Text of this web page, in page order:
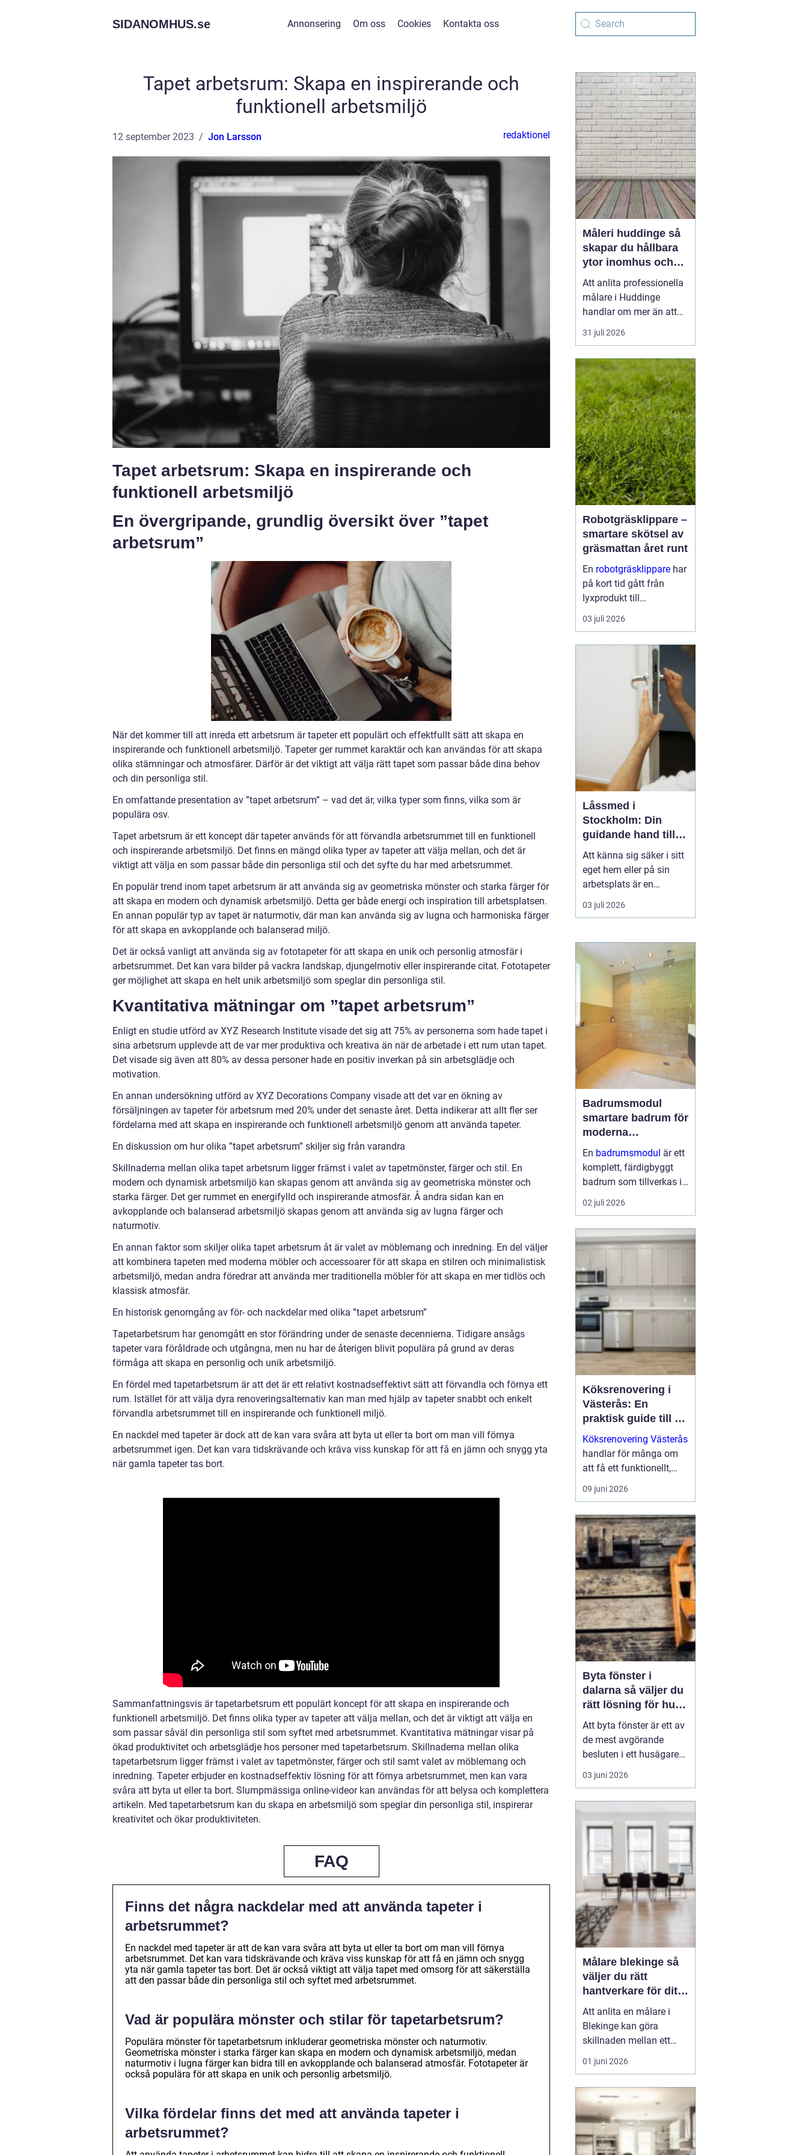
SIDANOMHUS.se Annonsering Om oss Cookies Kontakta oss
Tapet arbetsrum: Skapa en inspirerande och
funktionell arbetsmiljö
12 september 2023 Jon Larsson redaktionel
Tapet arbetsrum: Skapa en inspirerande och
funktionell arbetsmiljö
En övergripande, grundlig översikt över ”tapet
arbetsrum”
När det kommer till att inreda ett arbetsrum är tapeter ett populärt och effektfullt sätt att skapa en
inspirerande och funktionell arbetsmiljö. Tapeter ger rummet karaktär och kan användas för att skapa
olika stämningar och atmosfärer. Därför är det viktigt att välja rätt tapet som passar både dina behov
och din personliga stil.
En omfattande presentation av ”tapet arbetsrum” – vad det är, vilka typer som finns, vilka som är
populära osv.
Tapet arbetsrum är ett koncept där tapeter används för att förvandla arbetsrummet till en funktionell
och inspirerande arbetsmiljö. Det finns en mängd olika typer av tapeter att välja mellan, och det är
viktigt att välja en som passar både din personliga stil och det syfte du har med arbetsrummet.
En populär trend inom tapet arbetsrum är att använda sig av geometriska mönster och starka färger för
att skapa en modern och dynamisk arbetsmiljö. Detta ger både energi och inspiration till arbetsplatsen.
En annan populär typ av tapet är naturmotiv, där man kan använda sig av lugna och harmoniska färger
för att skapa en avkopplande och balanserad miljö.
Det är också vanligt att använda sig av fototapeter för att skapa en unik och personlig atmosfär i
arbetsrummet. Det kan vara bilder på vackra landskap, djungelmotiv eller inspirerande citat. Fototapeter
ger möjlighet att skapa en helt unik arbetsmiljö som speglar din personliga stil.
Kvantitativa mätningar om ”tapet arbetsrum”
Enligt en studie utförd av XYZ Research Institute visade det sig att 75% av personerna som hade tapet i
sina arbetsrum upplevde att de var mer produktiva och kreativa än när de arbetade i ett rum utan tapet.
Det visade sig även att 80% av dessa personer hade en positiv inverkan på sin arbetsglädje och
motivation.
En annan undersökning utförd av XYZ Decorations Company visade att det var en ökning av
försäljningen av tapeter för arbetsrum med 20% under det senaste året. Detta indikerar att allt fler ser
fördelarna med att skapa en inspirerande och funktionell arbetsmiljö genom att använda tapeter.
En diskussion om hur olika ”tapet arbetsrum” skiljer sig från varandra
Skillnaderna mellan olika tapet arbetsrum ligger främst i valet av tapetmönster, färger och stil. En
modern och dynamisk arbetsmiljö kan skapas genom att använda sig av geometriska mönster och
starka färger. Det ger rummet en energifylld och inspirerande atmosfär. Å andra sidan kan en
avkopplande och balanserad arbetsmiljö skapas genom att använda sig av lugna färger och
naturmotiv.
En annan faktor som skiljer olika tapet arbetsrum åt är valet av möblemang och inredning. En del väljer
att kombinera tapeten med moderna möbler och accessoarer för att skapa en stilren och minimalistisk
arbetsmiljö, medan andra föredrar att använda mer traditionella möbler för att skapa en mer tidlös och
klassisk atmosfär.
En historisk genomgång av för- och nackdelar med olika ”tapet arbetsrum”
Tapetarbetsrum har genomgått en stor förändring under de senaste decennierna. Tidigare ansågs
tapeter vara föråldrade och utgångna, men nu har de återigen blivit populära på grund av deras
förmåga att skapa en personlig och unik arbetsmiljö.
En fördel med tapetarbetsrum är att det är ett relativt kostnadseffektivt sätt att förvandla och förnya ett
rum. Istället för att välja dyra renoveringsalternativ kan man med hjälp av tapeter snabbt och enkelt
förvandla arbetsrummet till en inspirerande och funktionell miljö.
En nackdel med tapeter är dock att de kan vara svåra att byta ut eller ta bort om man vill förnya
arbetsrummet igen. Det kan vara tidskrävande och kräva viss kunskap för att få en jämn och snygg yta
när gamla tapeter tas bort.
Sammanfattningsvis är tapetarbetsrum ett populärt koncept för att skapa en inspirerande och
funktionell arbetsmiljö. Det finns olika typer av tapeter att välja mellan, och det är viktigt att välja en
som passar såväl din personliga stil som syftet med arbetsrummet. Kvantitativa mätningar visar på
ökad produktivitet och arbetsglädje hos personer med tapetarbetsrum. Skillnaderna mellan olika
tapetarbetsrum ligger främst i valet av tapetmönster, färger och stil samt valet av möblemang och
inredning. Tapeter erbjuder en kostnadseffektiv lösning för att förnya arbetsrummet, men kan vara
svåra att byta ut eller ta bort. Slumpmässiga online-videor kan användas för att belysa och komplettera
artikeln. Med tapetarbetsrum kan du skapa en arbetsmiljö som speglar din personliga stil, inspirerar
kreativitet och ökar produktiviteten.
FAQ
Finns det några nackdelar med att använda tapeter i
arbetsrummet?
En nackdel med tapeter är att de kan vara svåra att byta ut eller ta bort om man vill förnya
arbetsrummet. Det kan vara tidskrävande och kräva viss kunskap för att få en jämn och snygg
yta när gamla tapeter tas bort. Det är också viktigt att välja tapet med omsorg för att säkerställa
att den passar både din personliga stil och syftet med arbetsrummet.
Vad är populära mönster och stilar för tapetarbetsrum?
Populära mönster för tapetarbetsrum inkluderar geometriska mönster och naturmotiv.
Geometriska mönster i starka färger kan skapa en modern och dynamisk arbetsmiljö, medan
naturmotiv i lugna färger kan bidra till en avkopplande och balanserad atmosfär. Fototapeter är
också populära för att skapa en unik och personlig arbetsmiljö.
Vilka fördelar finns det med att använda tapeter i
arbetsrummet?
Måleri huddinge så
skapar du hållbara
ytor inomhus och
utomhus
Att anlita professionella
målare i Huddinge
handlar om mer än att
bara få nya kulörer på
väggarna. Ett
måleriarbete skyddar
huset, höjer värdet på
bostaden och skapar en
vardagsmiljö som håller
länge. Med rätt
kompetens, bra
underarbete oc...
31 juli 2026
Robotgräsklippare –
smartare skötsel av
gräsmattan året runt
En robotgräsklippare har
på kort tid gått från
lyxprodukt till
vardagsverktyg i många
svenska trädgårdar. Den
03 juli 2026
Låssmed i
Stockholm: Din
guidande hand till
säkerhet och
trygghet
Att känna sig säker i sitt
eget hem eller på sin
arbetsplats är en
grundläggande del av
vår vardagliga trygghet.
ären låssmed i
Stockholm ofta...
03 juli 2026
Badrumsmodul
smartare badrum för
moderna
byggprojekt
En badrumsmodul är ett
komplett, färdigbyggt
badrum som tillverkas i
fabrik och levereras till
byggarbetsplatsen som
innehåller alla ytskikt,
inredning och l...
02 juli 2026
Köksrenovering i
Västerås: En
praktisk guide till ett
lyckat projekt
Köksrenovering Västerås
handlar för många om
att få ett funktionellt,
snyggt och hållbart kök
som håller i vardagen.
09 juni 2026
Byta fönster i
dalarna så väljer du
rätt lösning för hus
och klimat
Att byta fönster är ett av
de mest avgörande
besluten i ett husägares
livscykel med sitt hem.
Rätt fönster påverkar
ljusinsläpp och hur
huset upplevs både ute
och inne. I Dalarna ställs
dessutom högre krav än
på många andra pl...
03 juni 2026
Målare blekinge så
väljer du rätt
hantverkare för ditt
projekt
Att anlita en målare i
Blekinge kan göra
skillnaden mellan ett
halvbra resultat och ett
hem eller en lokal som
trivsam och hållbar över
tid. En skicklig målare
hjälper inte bara till med
själva målningen, utan
01 juni 2026